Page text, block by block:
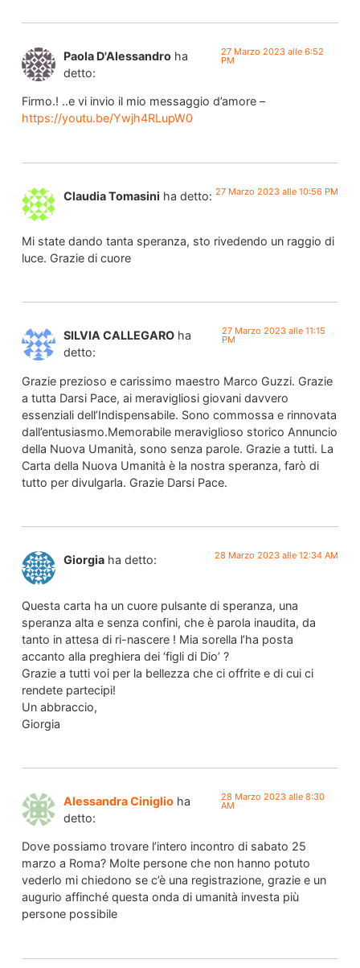
Paola D'Alessandro ha
detto:
27 Marzo 2023 alle 6:52
PM
Firmo.! ..e vi invio il mio messaggio d’amore –
https://youtu.be/Ywjh4RLupW0
Claudia Tomasini ha detto: 27 Marzo 2023 alle 10:56 PM
Mi state dando tanta speranza, sto rivedendo un raggio di
luce. Grazie di cuore
SILVIA CALLEGARO ha
detto:
27 Marzo 2023 alle 11:15
PM
Grazie prezioso e carissimo maestro Marco Guzzi. Grazie
a tutta Darsi Pace, ai meravigliosi giovani davvero
essenziali dell’Indispensabile. Sono commossa e rinnovata
dall’entusiasmo.Memorabile meraviglioso storico Annuncio
della Nuova Umanità, sono senza parole. Grazie a tutti. La
Carta della Nuova Umanità è la nostra speranza, farò di
tutto per divulgarla. Grazie Darsi Pace.
Giorgia ha detto: 28 Marzo 2023 alle 12:34 AM
Questa carta ha un cuore pulsante di speranza, una
speranza alta e senza confini, che è parola inaudita, da
tanto in attesa di ri-nascere ! Mia sorella l’ha posta
accanto alla preghiera dei ‘figli di Dio’ ?
Grazie a tutti voi per la bellezza che ci offrite e di cui ci
rendete partecipi!
Un abbraccio,
Giorgia
Alessandra Ciniglio ha
detto:
28 Marzo 2023 alle 8:30
AM
Dove possiamo trovare l’intero incontro di sabato 25
marzo a Roma? Molte persone che non hanno potuto
vederlo mi chiedono se c’è una registrazione, grazie e un
augurio affinché questa onda di umanità investa più
persone possibile